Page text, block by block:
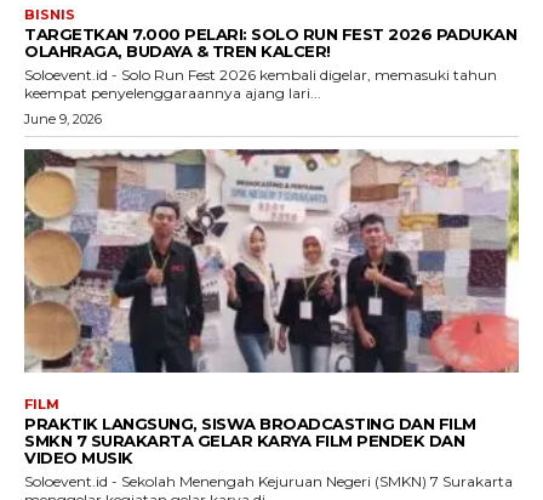
BISNIS
TARGETKAN 7.000 PELARI: SOLO RUN FEST 2026 PADUKAN
OLAHRAGA, BUDAYA & TREN KALCER!
Soloevent.id - Solo Run Fest 2026 kembali digelar, memasuki tahun
keempat penyelenggaraannya ajang lari...
June 9, 2026
FILM
PRAKTIK LANGSUNG, SISWA BROADCASTING DAN FILM
SMKN 7 SURAKARTA GELAR KARYA FILM PENDEK DAN
VIDEO MUSIK
Soloevent.id - Sekolah Menengah Kejuruan Negeri (SMKN) 7 Surakarta